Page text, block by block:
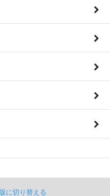
に切り替える